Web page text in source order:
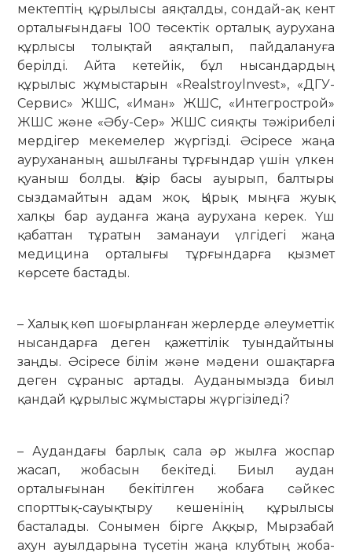
мектептің құрылысы аяқталды, сондай-ақ кент
орталығындағы 100 төсектік орталық аурухана
құрлысы толықтай аяқталып, пайдалануға
берілді. Айта кетейік, бұл нысандардың
құрылыс жұмыстарын «Realstroylnvest», «ДГУ-
Сервис» ЖШС, «Иман» ЖШС, «Интегрострой»
ЖШС және «Әбу-Сер» ЖШС сияқты тәжірибелі
мердігер мекемелер жүргізді. Әсіресе жаңа
аурухананың ашылғаны тұрғындар үшін үлкен
қуаныш болды. Қазір басы ауырып, балтыры
сыздамайтын адам жоқ. Қырық мыңға жуық
халқы бар ауданға жаңа аурухана керек. Үш
қабаттан тұратын заманауи үлгідегі жаңа
медицина орталығы тұрғындарға қызмет
көрсете бастады.
– Халық көп шоғырланған жерлерде әлеуметтік
нысандарға деген қажет­тілік туындайтыны
заңды. Әсіресе білім және мәдени ошақтарға
деген сұ­раныс артады. Ауданымызда биыл
қандай құрылыс жұмыстары жүр­гі­зіледі?
– Аудандағы барлық сала әр жылға жоспар
жасап, жобасын бекітеді. Биыл аудан
орталығынан бекітілген жобаға сәйкес
спорттық-сауықтыру кешенінің құрылысы
басталады. Сонымен бірге Аққыр, Мырзабай
ахун ауылдарына түсетін жаңа клубтың жоба-